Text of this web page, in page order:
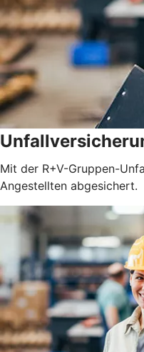
Mit der R+V-Gruppen-
Angestellten abgesichert.